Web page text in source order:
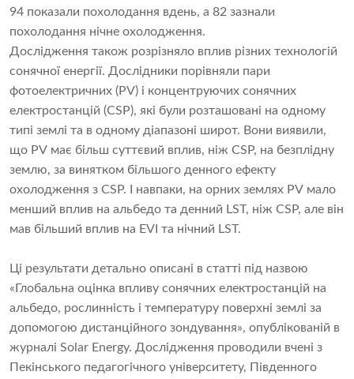
94 ​​показали похолодання вдень, а 82 зазнали
похолодання нічне охолодження.
Дослідження також розрізняло вплив різних технологій
сонячної енергії. Дослідники порівняли пари
фотоелектричних (PV) і концентруючих сонячних
електростанцій (CSP), які були розташовані на одному
типі землі та в одному діапазоні широт. Вони виявили,
що PV має більш суттєвий вплив, ніж CSP, на безплідну
землю, за винятком більшого денного ефекту
охолодження з CSP. І навпаки, на орних землях PV мало
менший вплив на альбедо та денний LST, ніж CSP, але він
мав більший вплив на EVI та нічний LST.
Ці результати детально описані в статті під назвою
«Глобальна оцінка впливу сонячних електростанцій на
альбедо, рослинність і температуру поверхні землі за
допомогою дистанційного зондування», опублікованій в
журналі Solar Energy. Дослідження проводили вчені з
Пекінського педагогічного університету, Південного